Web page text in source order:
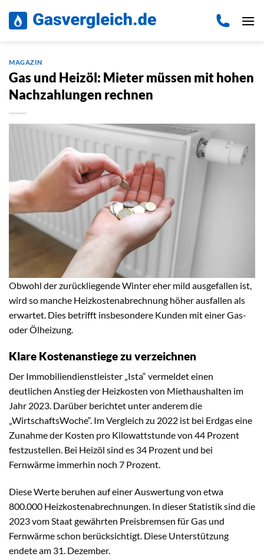
Inhalt
MAGAZIN
Gas und Heizöl: Mieter müssen mit hohen
Nachzahlungen rechnen
Obwohl der zurückliegende Winter eher mild ausgefallen ist,
wird so manche Heizkostenabrechnung höher ausfallen als
erwartet. Dies betrifft insbesondere Kunden mit einer Gas-
oder Ölheizung.
Klare Kostenanstiege zu verzeichnen
Der Immobiliendienstleister „Ista“ vermeldet einen
deutlichen Anstieg der Heizkosten von Miethaushalten im
Jahr 2023. Darüber berichtet unter anderem die
„WirtschaftsWoche“. Im Vergleich zu 2022 ist bei Erdgas eine
Zunahme der Kosten pro Kilowattstunde von 44 Prozent
festzustellen. Bei Heizöl sind es 34 Prozent und bei
Fernwärme immerhin noch 7 Prozent.
Diese Werte beruhen auf einer Auswertung von etwa
800.000 Heizkostenabrechnungen. In dieser Statistik sind die
2023 vom Staat gewährten Preisbremsen für Gas und
Fernwärme schon berücksichtigt. Diese Unterstützung
endete am 31. Dezember.